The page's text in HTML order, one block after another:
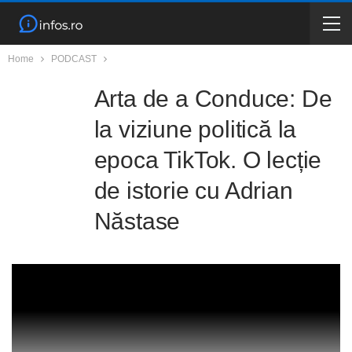
Home PODCAST
Arta de a Conduce: De
la viziune politică la
epoca TikTok. O lecție
de istorie cu Adrian
Năstase